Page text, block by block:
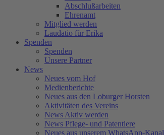
Abschlußarbeiten
Ehrenamt
Mitglied werden
Laudatio für Erika
Spenden
Spenden
Unsere Partner
News
Neues vom Hof
Medienberichte
Neues aus den Loburger Horsten
Aktivitäten des Vereins
News Aktiv werden
News Pflege- und Patentiere
Neues aus unserem WhatsApp-Kanal